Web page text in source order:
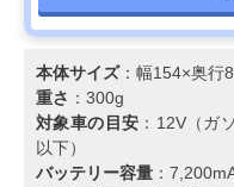
本体サイズ：幅154×奥行
重さ ：300g
対象車の目安 ：12V（ガ
以下）
バッテリー容量 ：